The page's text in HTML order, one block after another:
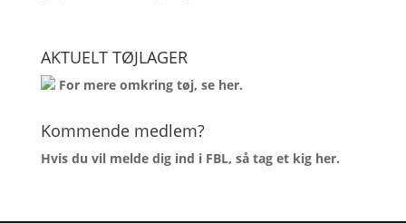
AKTUELT TØJLAGER
For mere omkring tøj, se her.
Kommende medlem?
Hvis du vil melde dig ind i FBL, så tag et kig her.